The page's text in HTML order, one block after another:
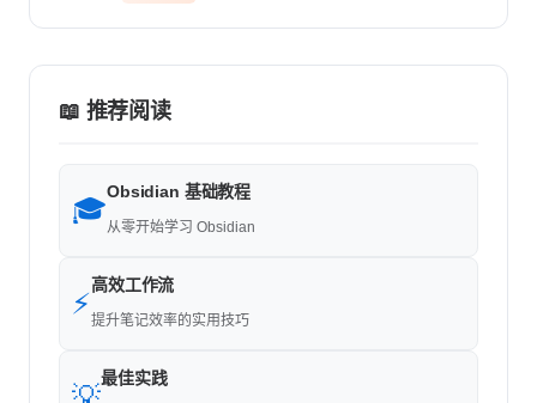
📖 推荐阅读
🎓
Obsidian 基础教程
从零开始学习 Obsidian
⚡
高效工作流
提升笔记效率的实用技巧
💡
最佳实践